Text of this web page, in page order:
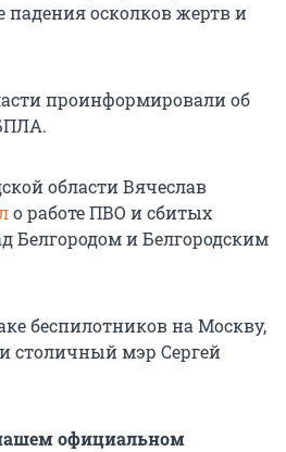
падения осколков жертв и
проинформировали об
области Вячеслав
о работе ПВО и сбитых
Белгородом и Белгородским
беспилотников на Москву,
и столичный мэр Сергей
официальном